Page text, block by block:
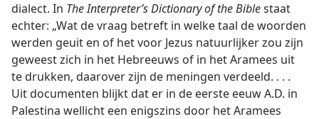
dialect. In The Interpreter’s Dictionary of the Biblestaat
echter: „Wat de vraag betreft in welke taal de woorden
werden geuit en of het voor Jezus natuurlijker zou zijn
geweest zich in het Hebreeuws of in het Aramees uit
te drukken, daarover zijn de meningen verdeeld. . . .
Uit documenten blijkt dat er in de eerste eeuw A.D. in
Palestina wellicht een enigszins door het Aramees